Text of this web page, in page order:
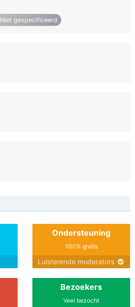
Niet gespecificeerd
Ondersteuning
100% gratis
Luisterende moderators
Bezoekers
Veel bezocht